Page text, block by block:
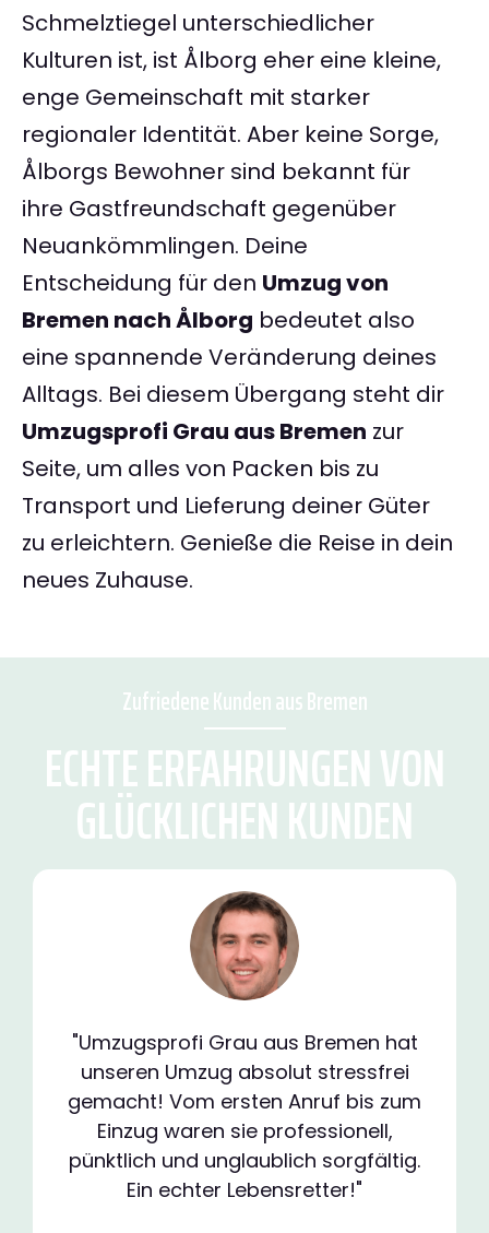
Schmelztiegel unterschiedlicher
Kulturen ist, ist Ålborg eher eine kleine,
enge Gemeinschaft mit starker
regionaler Identität. Aber keine Sorge,
Ålborgs Bewohner sind bekannt für
ihre Gastfreundschaft gegenüber
Neuankömmlingen. Deine
Entscheidung für den Umzug von
Bremen nach Ålborg bedeutet also
eine spannende Veränderung deines
Alltags. Bei diesem Übergang steht dir
Umzugsprofi Grau aus Bremen zur
Seite, um alles von Packen bis zu
Transport und Lieferung deiner Güter
zu erleichtern. Genieße die Reise in dein
neues Zuhause.
Zufriedene Kunden aus Bremen
ECHTE ERFAHRUNGEN VON
GLÜCKLICHEN KUNDEN
"Umzugsprofi Grau aus Bremen hat
unseren Umzug absolut stressfrei
gemacht! Vom ersten Anruf bis zum
Einzug waren sie professionell,
pünktlich und unglaublich sorgfältig.
Ein echter Lebensretter!"